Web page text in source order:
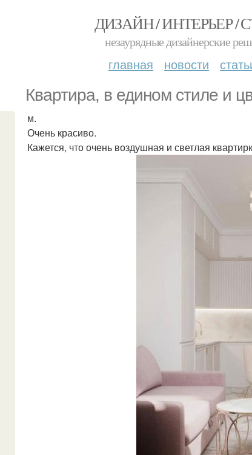
ДИЗАЙН / ИНТЕРЬЕР /
незаурядные дизайнерские
главная новости
Квартира, в едином стиле и
м.
Очень красиво.
Кажется, что очень воздушная и светлая